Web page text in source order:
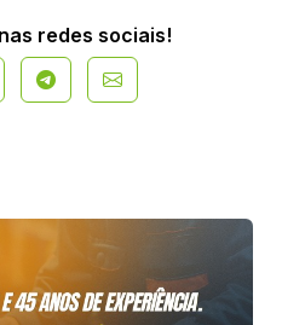
redes sociais!